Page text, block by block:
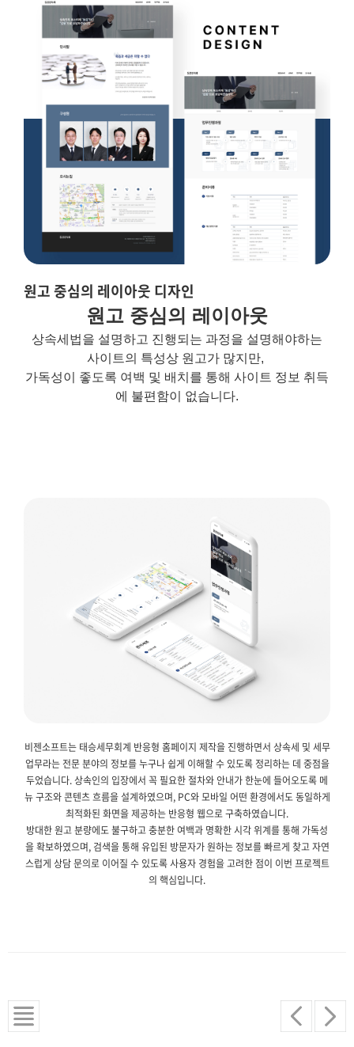
원고 중심의 레이아웃 디자인
원고 중심의 레이아웃
상속세법을 설명하고 진행되는 과정을 설명해야하는
사이트의 특성상 원고가 많지만,
가독성이 좋도록 여백 및 배치를 통해 사이트 정보 취득
에 불편함이 없습니다.
비젠소프트는 태승세무회계 반응형 홈페이지 제작을 진행하면서 상속세 및 세무
업무라는 전문 분야의 정보를 누구나 쉽게 이해할 수 있도록 정리하는 데 중점을
두었습니다. 상속인의 입장에서 꼭 필요한 절차와 안내가 한눈에 들어오도록 메
뉴 구조와 콘텐츠 흐름을 설계하였으며, PC와 모바일 어떤 환경에서도 동일하게
최적화된 화면을 제공하는 반응형 웹으로 구축하였습니다.
방대한 원고 분량에도 불구하고 충분한 여백과 명확한 시각 위계를 통해 가독성
을 확보하였으며, 검색을 통해 유입된 방문자가 원하는 정보를 빠르게 찾고 자연
스럽게 상담 문의로 이어질 수 있도록 사용자 경험을 고려한 점이 이번 프로젝트
의 핵심입니다.